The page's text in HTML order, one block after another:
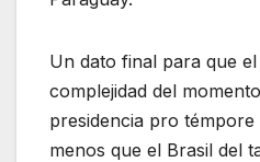
Un dato final para que
complejidad del
presidencia pro
menos que el Brasil del